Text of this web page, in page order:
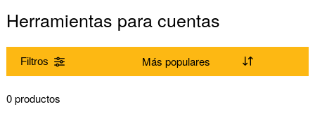
Herramientas para cuentas
Filtros
Gama
0 productos